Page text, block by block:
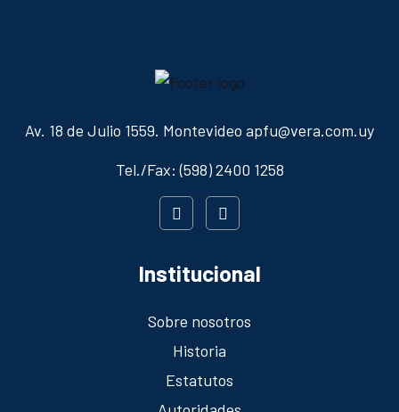
Av. 18 de Julio 1559. Montevideo apfu@vera.com.uy
Tel./Fax: (598) 2400 1258
Institucional
Sobre nosotros
Historia
Estatutos